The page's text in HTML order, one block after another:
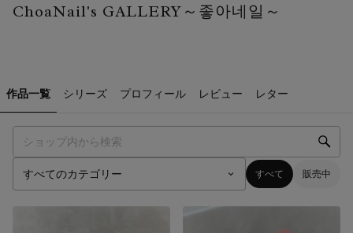
ChoaNail's GALLERY～좋아네일～
作品一覧 シリーズ プロフィール レビュー レター
すべて 販売中